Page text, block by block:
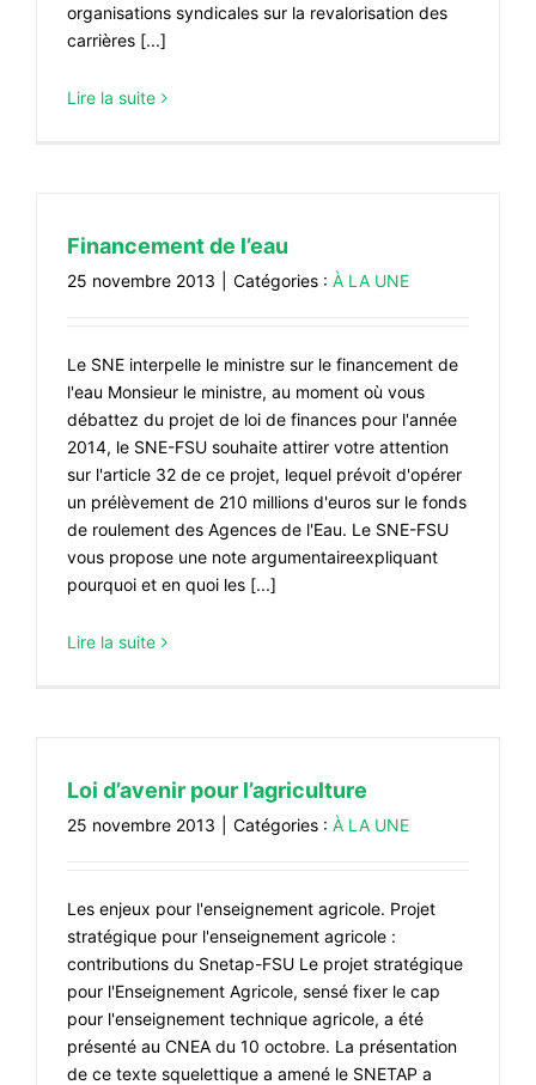
organisations syndicales sur la revalorisation des
carrières [...]
Lire la suite
Financement de l’eau
25 novembre 2013 Catégories : À LA UNE
Le SNE interpelle le ministre sur le financement de
l'eau Monsieur le ministre, au moment où vous
débattez du projet de loi de finances pour l'année
2014, le SNE-FSU souhaite attirer votre attention
sur l'article 32 de ce projet, lequel prévoit d'opérer
un prélèvement de 210 millions d'euros sur le fonds
de roulement des Agences de l'Eau. Le SNE-FSU
vous propose une note argumentaireexpliquant
pourquoi et en quoi les [...]
Lire la suite
Loi d’avenir pour l’agriculture
25 novembre 2013 Catégories : À LA UNE
Les enjeux pour l'enseignement agricole. Projet
stratégique pour l'enseignement agricole :
contributions du Snetap-FSU Le projet stratégique
pour l'Enseignement Agricole, sensé fixer le cap
pour l'enseignement technique agricole, a été
présenté au CNEA du 10 octobre. La présentation
de ce texte squelettique a amené le SNETAP a